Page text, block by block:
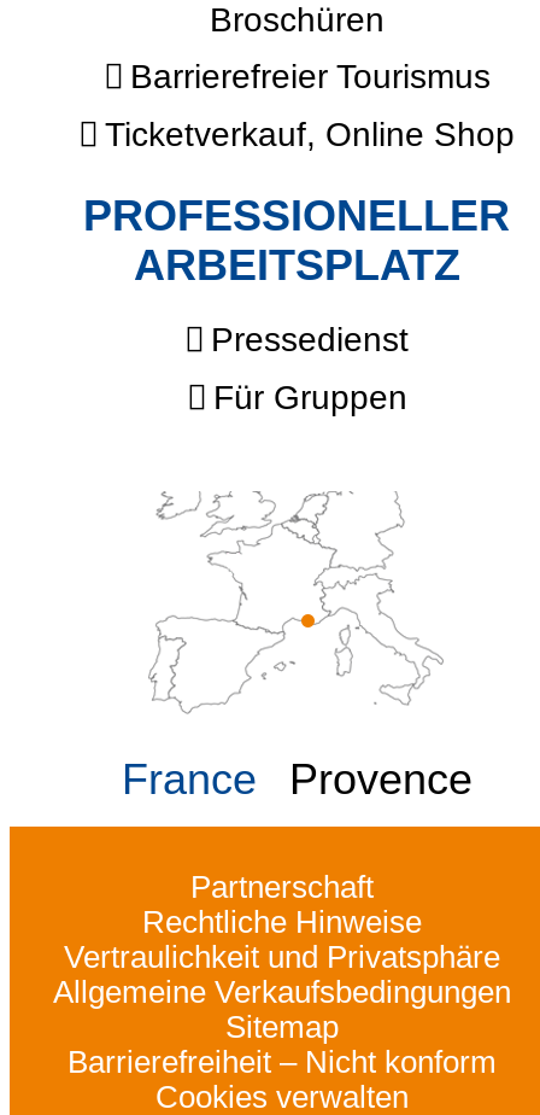
Broschüren
Barrierefreier Tourismus
Ticketverkauf, Online Shop
PROFESSIONELLER
ARBEITSPLATZ
Pressedienst
Für Gruppen
France Provence
Partnerschaft
Rechtliche Hinweise
Vertraulichkeit und Privatsphäre
Allgemeine Verkaufsbedingungen
Sitemap
Barrierefreiheit – Nicht konform
Cookies verwalten